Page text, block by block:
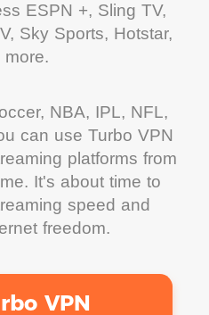
ESPN +, Sling TV,
Sky Sports, Hotstar,
more.
NBA, IPL, NFL,
can use Turbo VPN
platforms from
It's about time to
speed and
freedom.
VPN